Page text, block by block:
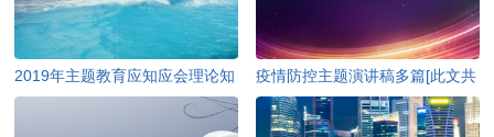
2019年主题教育应知应会理论知
识（含答案）[此文共10252字]
疫情防控主题演讲稿多篇[此文共
4978字]